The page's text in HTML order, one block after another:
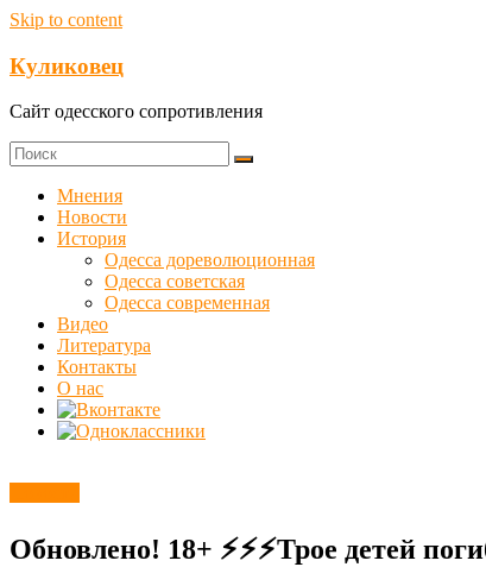
Skip to content
Куликовец
Сайт одесского сопротивления
Мнения
Новости
История
Одесса дореволюционная
Одесса советская
Одесса современная
Видео
Литература
Контакты
О нас
Обновлено! 18+ ⚡️⚡️⚡️Трое детей